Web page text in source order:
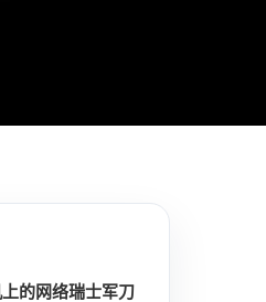
的网络瑞士军刀